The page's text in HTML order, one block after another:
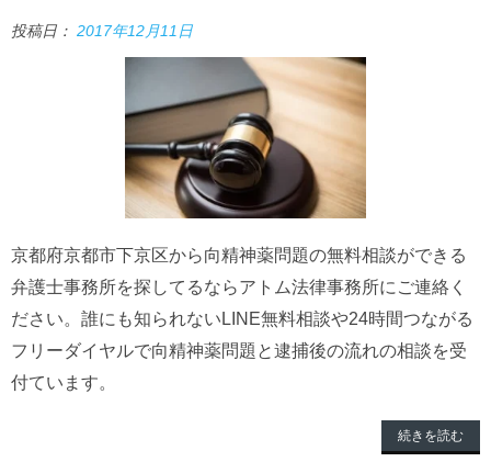
投稿日： 2017年12月11日
京都府京都市下京区から向精神薬問題の無料相談ができる
弁護士事務所を探してるならアトム法律事務所にご連絡く
ださい。誰にも知られないLINE無料相談や24時間つながる
フリーダイヤルで向精神薬問題と逮捕後の流れの相談を受
付ています。
続きを読む